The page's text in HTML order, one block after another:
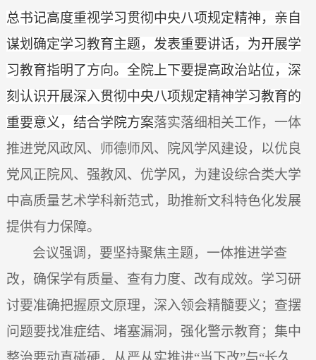
总书记高度重视学习贯彻中央八项规定精神，亲自
谋划确定学习教育主题，发表重要讲话，为开展学
习教育指明了方向。全院上下要提高政治站位，深
刻认识开展深入贯彻中央八项规定精神学习教育的
重要意义，结合学院方案落实落细相关工作，一体
推进党风政风、师德师风、院风学风建设，以优良
党风正院风、强教风、优学风，为建设综合类大学
中高质量艺术学科新范式，助推新文科特色化发展
提供有力保障。
会议强调，要坚持聚焦主题，一体推进学查
改，确保学有质量、查有力度、改有成效。学习研
讨要准确把握原文原理，深入领会精髓要义；查摆
问题要找准症结、堵塞漏洞，强化警示教育；集中